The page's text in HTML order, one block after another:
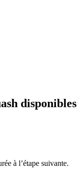
disponibles
à l’étape suivante.